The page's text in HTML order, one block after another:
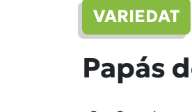
VARIEDAT
Papás